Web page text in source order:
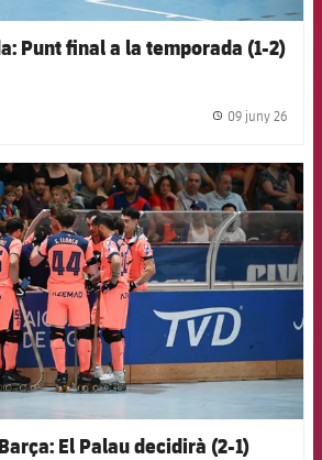
Punt final a la temporada (1-2)
09 juny 26
FCB Barcelona badge
El Palau decidirà (2-1)